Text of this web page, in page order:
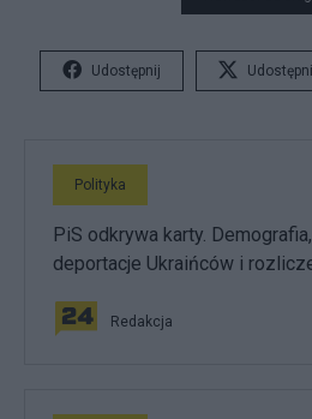
Udostępnij
Polityka
PiS odkrywa karty.
deportacje Ukraińców i
Redakcja